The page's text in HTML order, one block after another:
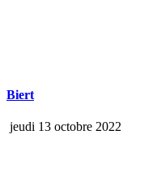
Biert
jeudi 13 octobre 2022